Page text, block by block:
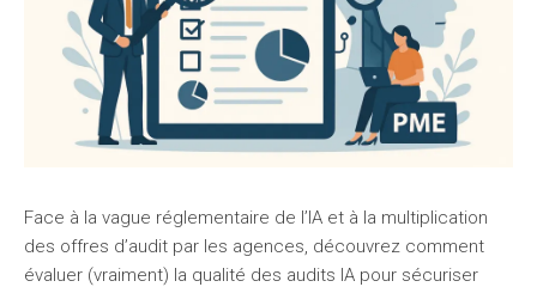
Face à la vague réglementaire de l’IA et à la multiplication
des offres d’audit par les agences, découvrez comment
évaluer (vraiment) la qualité des audits IA pour sécuriser